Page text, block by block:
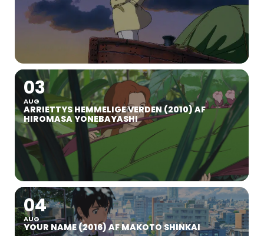
03
AUG
ARRIETTYS HEMMELIGE VERDEN (2010) AF
HIROMASA YONEBAYASHI
04
AUG
YOUR NAME (2016) AF MAKOTO SHINKAI